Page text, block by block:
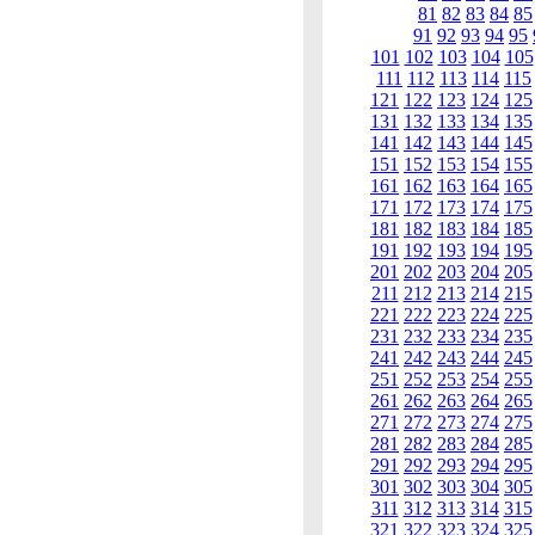
81 82 83 84 85
91 92 93 94 95
101 102 103 104 105
111 112 113 114 115
121 122 123 124 125
131 132 133 134 135
141 142 143 144 145
151 152 153 154 155
161 162 163 164 165
171 172 173 174 175
181 182 183 184 185
191 192 193 194 195
201 202 203 204 205
211 212 213 214 215
221 222 223 224 225
231 232 233 234 235
241 242 243 244 245
251 252 253 254 255
261 262 263 264 265
271 272 273 274 275
281 282 283 284 285
291 292 293 294 295
301 302 303 304 305
311 312 313 314 315
321 322 323 324 325